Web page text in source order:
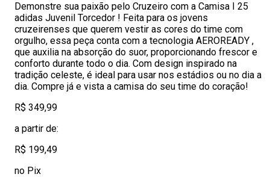
Demonstre sua paixão pelo Cruzeiro com a Camisa I 25
adidas Juvenil Torcedor ! Feita para os jovens
cruzeirenses que querem vestir as cores do time com
orgulho, essa peça conta com a tecnologia AEROREADY ,
que auxilia na absorção do suor, proporcionando frescor e
conforto durante todo o dia. Com design inspirado na
tradição celeste, é ideal para usar nos estádios ou no dia a
dia. Compre já e vista a camisa do seu time do coração!
R$ 349,99
a partir de:
R$ 199,49
no Pix